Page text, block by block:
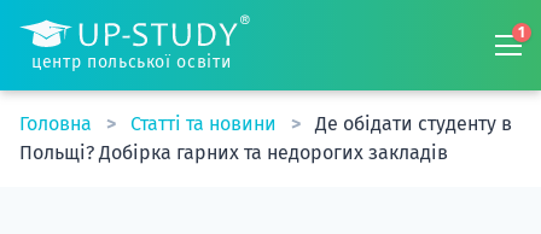
центр польської освіти
1
Головна Статті та новини
Де обідати студенту в
Польщі? Добірка гарних та недорогих закладів